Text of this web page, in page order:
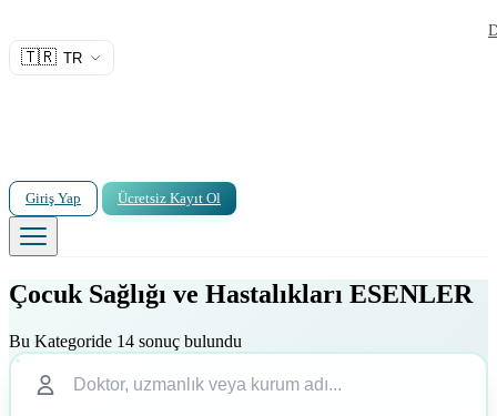
🇹🇷 TR
Giriş Yap Ücretsiz Kayıt Ol
Çocuk Sağlığı ve Hastalıkları ESENLER
Bu Kategoride 14 sonuç bulundu